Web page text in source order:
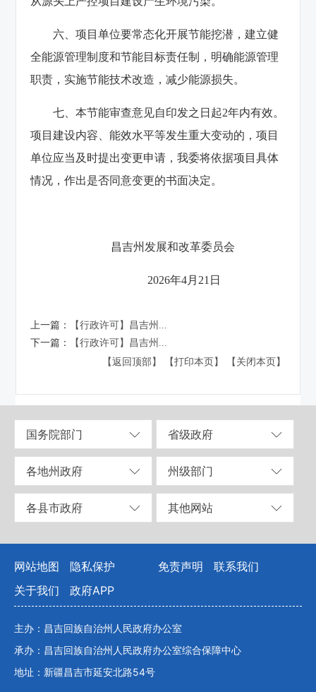
六、项目单位要常态化开展节能挖潜，建立健
全能源管理制度和节能目标责任制，明确能源管理
职责，实施节能技术改造，减少能源损失。
七、本节能审查意见自印发之日起2年内有效。
项目建设内容、能效水平等发生重大变动的，项目
单位应当及时提出变更申请，我委将依据项目具体
情况，作出是否同意变更的书面决定。
昌吉州发展和改革委员会
2026年4月21日
上一篇：
【行政许可】昌吉州...
下一篇：
【行政许可】昌吉州...
【返回顶部】
【打印本页】 【关闭本页】
国务院部门 省级政府
各地州政府 州级部门
各县市政府 其他网站
网站地图 隐私保护 免责声明
联系我们
关于我们
政府APP
主办：昌吉回族自治州人民政府办公室
承办：昌吉回族自治州人民政府办公室综合保障中心
地址：新疆昌吉市延安北路54号